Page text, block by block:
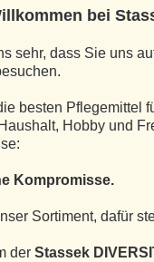
bei
sehr, dass Sie uns
besten Pflegemittel
Hobby und
Kompromisse.
Sortiment, dafür
der Stassek